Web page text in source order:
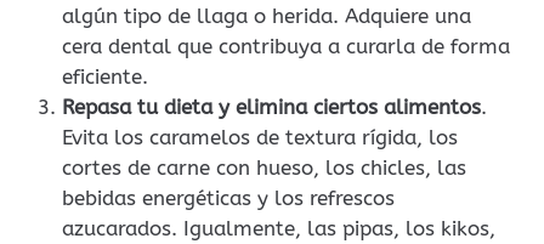
algún tipo de llaga o herida. Adquiere una
cera dental que contribuya a curarla de forma
eficiente.
Repasa tu dieta y elimina ciertos alimentos.
Evita los caramelos de textura rígida, los
cortes de carne con hueso, los chicles, las
bebidas energéticas y los refrescos
azucarados. Igualmente, las pipas, los kikos,